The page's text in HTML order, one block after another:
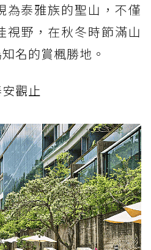
為泰雅族的聖山，不僅
視野，在秋冬時節滿山
名的賞楓勝地。
觀止